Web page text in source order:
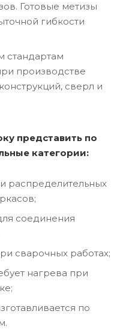
Готовые метизы
гибкости
стандартам
производстве
сверл и
представить по
категории:
распределительных
соединения
сварочных работах;
нагрева при
по